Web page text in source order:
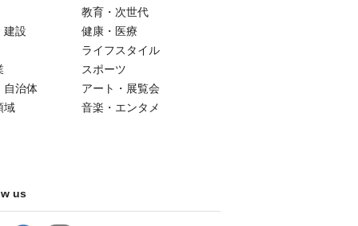
建設
自治体
域
教育・次世代
健康・医療
ライフスタイル
スポーツ
アート・展覧会
音楽・エンタメ
us